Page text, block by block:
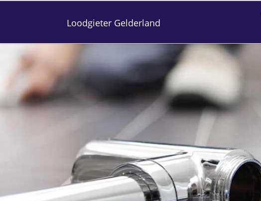
Loodgieter Gelderland